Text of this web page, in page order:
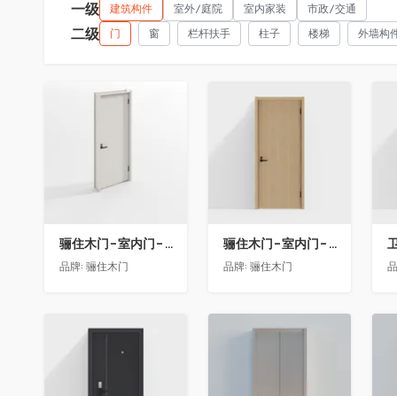
一级 建筑构件 室外/庭院 室内家装 市政/交通
二级 门 窗 栏杆扶手 柱子 楼梯 外墙构
收藏
骊住木门-室内门-单开门-BFA-EF浅灰色
品牌: 骊住木门
收藏
骊住木门-室内门-单开门-BFA-PP麦芽黄色
品牌: 骊住木门
收藏 收藏